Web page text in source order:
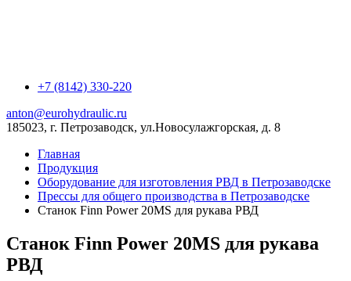
+7 (8142) 330-220
anton@eurohydraulic.ru
185023, г. Петрозаводск, ул.Новосулажгорская, д. 8
Главная
Продукция
Оборудование для изготовления РВД в Петрозаводске
Прессы для общего производства в Петрозаводске
Станок Finn Power 20MS для рукава РВД
Станок Finn Power 20MS для рукава
РВД